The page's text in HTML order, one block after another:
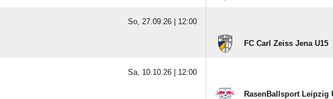
So, 27.09.26 | 12:00
FC Carl Zeiss Jena U15
Sa, 10.10.26 | 12:00
RasenBallsport Leipzig